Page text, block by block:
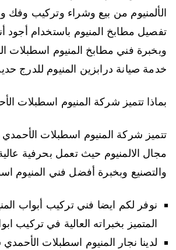
الألمنيوم من بيع وشراء وتركيب وفك
تفصيل مطابخ المنيوم باستخدام أجود
وبخبرة فني مطابخ المنيوم اسطبلات
خدمة صيانة درابزين المنيوم للدرج
بماذا تتميز شركة المنيوم اسطبلات
تتميز شركة المنيوم اسطبلات الأحمدي
مجال الالمنيوم حيث تعمل بحرفية
والتصنيع وبخبرة أفضل فني المنيوم
نوفر لكم ايضا فني تركيب أبواب
المتميز بخبراته العالية في تركيب
لدينا نجار المنيوم اسطبلات